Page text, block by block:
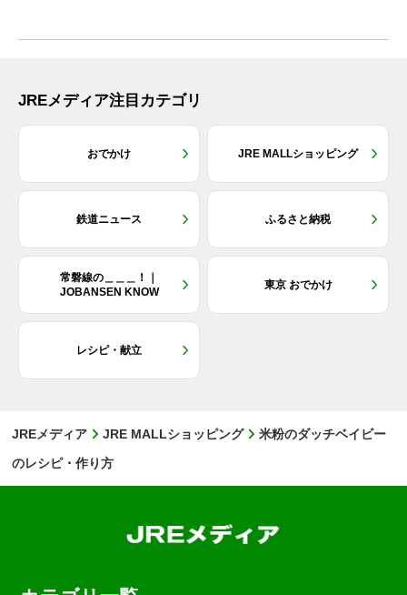
JREメディア注目カテゴリ
おでかけ JRE MALLショッピング
鉄道ニュース ふるさと納税
常磐線の＿＿＿！｜
JOBANSEN KNOW
東京 おでかけ
レシピ・献立
JREメディア JRE MALLショッピング
米粉のダッチベイビー
のレシピ・作り方